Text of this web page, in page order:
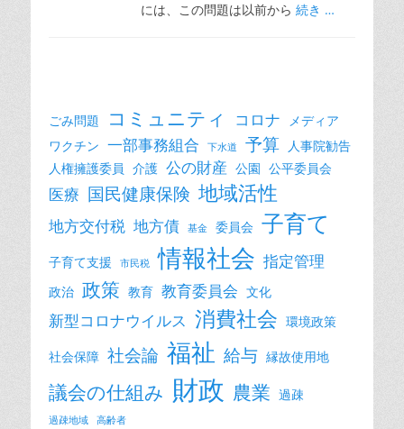
には、この問題は以前から 続き …
ごみ問題 コミュニティ コロナ
メディア
ワクチン 一部事務組合 下水道 予算 人事院勧告
人権擁護委員 介護 公の財産 公園 公平委員会
医療 国民健康保険 地域活性
地方交付税 地方債 基金 委員会 子育て
子育て支援 市民税 情報社会 指定管理
政治 政策 教育 教育委員会 文化
新型コロナウイルス 消費社会 環境政策
社会保障 社会論 福祉 給与 縁故使用地
議会の仕組み 財政 農業 過疎
過疎地域 高齢者